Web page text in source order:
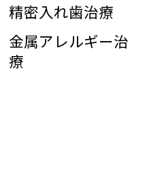
精密入れ歯治療
金属アレルギー治
療